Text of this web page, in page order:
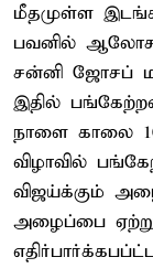
மீதமுள்ள
பவனில்
சன்னி ஜோசப்
இதில்
நாளை காலை
விழாவில்
விஜய்க்கும்
அழைப்பை